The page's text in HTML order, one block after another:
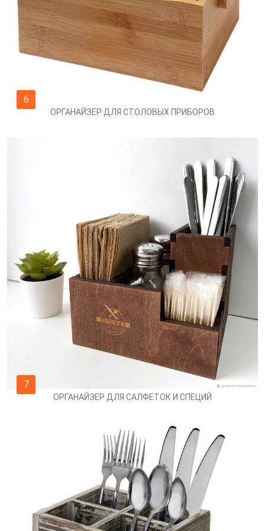
6
ОРГАНАЙЗЕР ДЛЯ СТОЛОВЫХ ПРИБОРОВ
7
ОРГАНАЙЗЕР ДЛЯ САЛФЕТОК И СПЕЦИЙ